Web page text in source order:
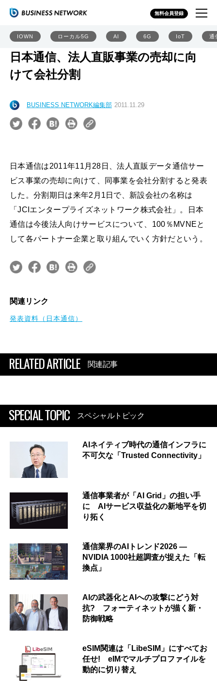
無料会員登録
IOWN ローカル5G AI 6G IoT 通
日本通信、法人直販事業の売却に向
けて会社分割
BUSINESS NETWORK編集部 2011.11.29
日本通信は2011年11月28日、法人直販データ通信サー
ビス事業の売却に向けて、同事業を会社分割すると発表
した。分割期日は来年2月1日で、新設会社の名称は
「JCIエンタープライズネットワーク株式会社」。日本
通信は今後法人向けサービスについて、100％MVNEと
して各パートナー企業と取り組んでいく方針だという。
関連リンク
発表資料（日本通信）
RELATED ARTICLE 関連記事
SPECIAL TOPIC スペシャルトピック
AIネイティブ時代の通信インフラに
不可欠な「Trusted Connectivity」
通信事業者が「AI Grid」の担い手
に AIサービス収益化の新地平を切
り拓く
通信業界のAIトレンド2026 ―
NVIDIA 1000社超調査が捉えた「転
換点」
AIの武器化とAIへの攻撃にどう対
抗? フォーティネットが描く新・
防御戦略
eSIM関連は「LibeSIM」にすべてお
任せ! eIMでマルチプロファイルを
動的に切り替え